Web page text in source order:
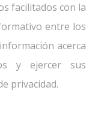
facilitados con la
entre los
acerca
y ejercer sus
privacidad.